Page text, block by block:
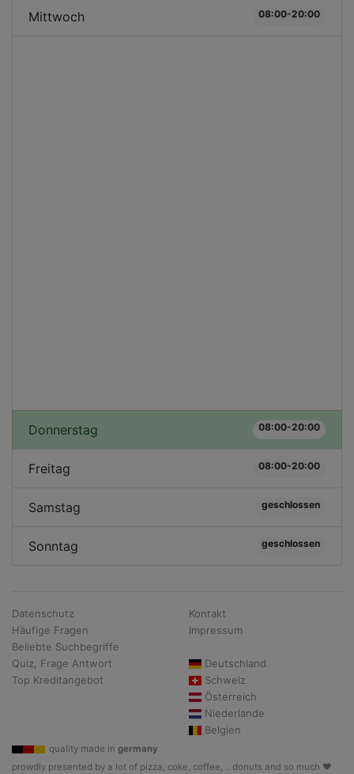
Mittwoch 08:00-20:00
Donnerstag 08:00-20:00
Freitag 08:00-20:00
Samstag geschlossen
Sonntag geschlossen
Datenschutz
Häufige Fragen
Beliebte Suchbegriffe
Quiz, Frage Antwort
Top Kreditangebot
Kontakt
Impressum
Deutschland
Schweiz
Österreich
Niederlande
Belgien
quality made in germany
prowdly presented by a lot of pizza, coke, coffee, .. donuts and so much ♥